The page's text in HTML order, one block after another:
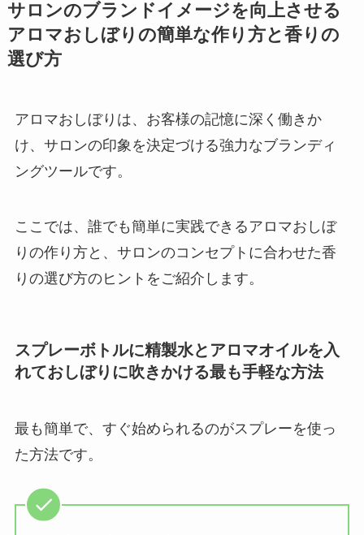
サロンのブランドイメージを向上させる
アロマおしぼりの簡単な作り方と香りの
選び方
アロマおしぼりは、お客様の記憶に深く働きか
け、サロンの印象を決定づける強力なブランディ
ングツールです。
ここでは、誰でも簡単に実践できるアロマおしぼ
りの作り方と、サロンのコンセプトに合わせた香
りの選び方のヒントをご紹介します。
スプレーボトルに精製水とアロマオイルを入
れておしぼりに吹きかける最も手軽な方法
最も簡単で、すぐ始められるのがスプレーを使っ
た方法です。